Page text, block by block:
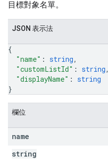
目標對象名單。
JSON 表示法
{
"name" : string,
"customListId" : string,
"displayName" : string
}
欄位
name
string